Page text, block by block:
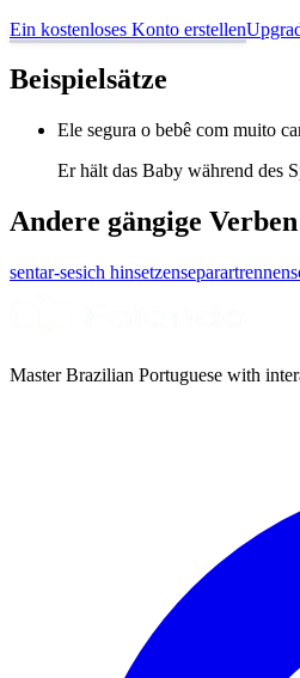
Ein kostenloses Konto erstellen
Beispielsätze
Ele segura o bebê com muito
Er hält das Baby während des
Andere gängige Verben
sentar-sesich hinsetzenseparartrennen
Master Brazilian Portuguese with